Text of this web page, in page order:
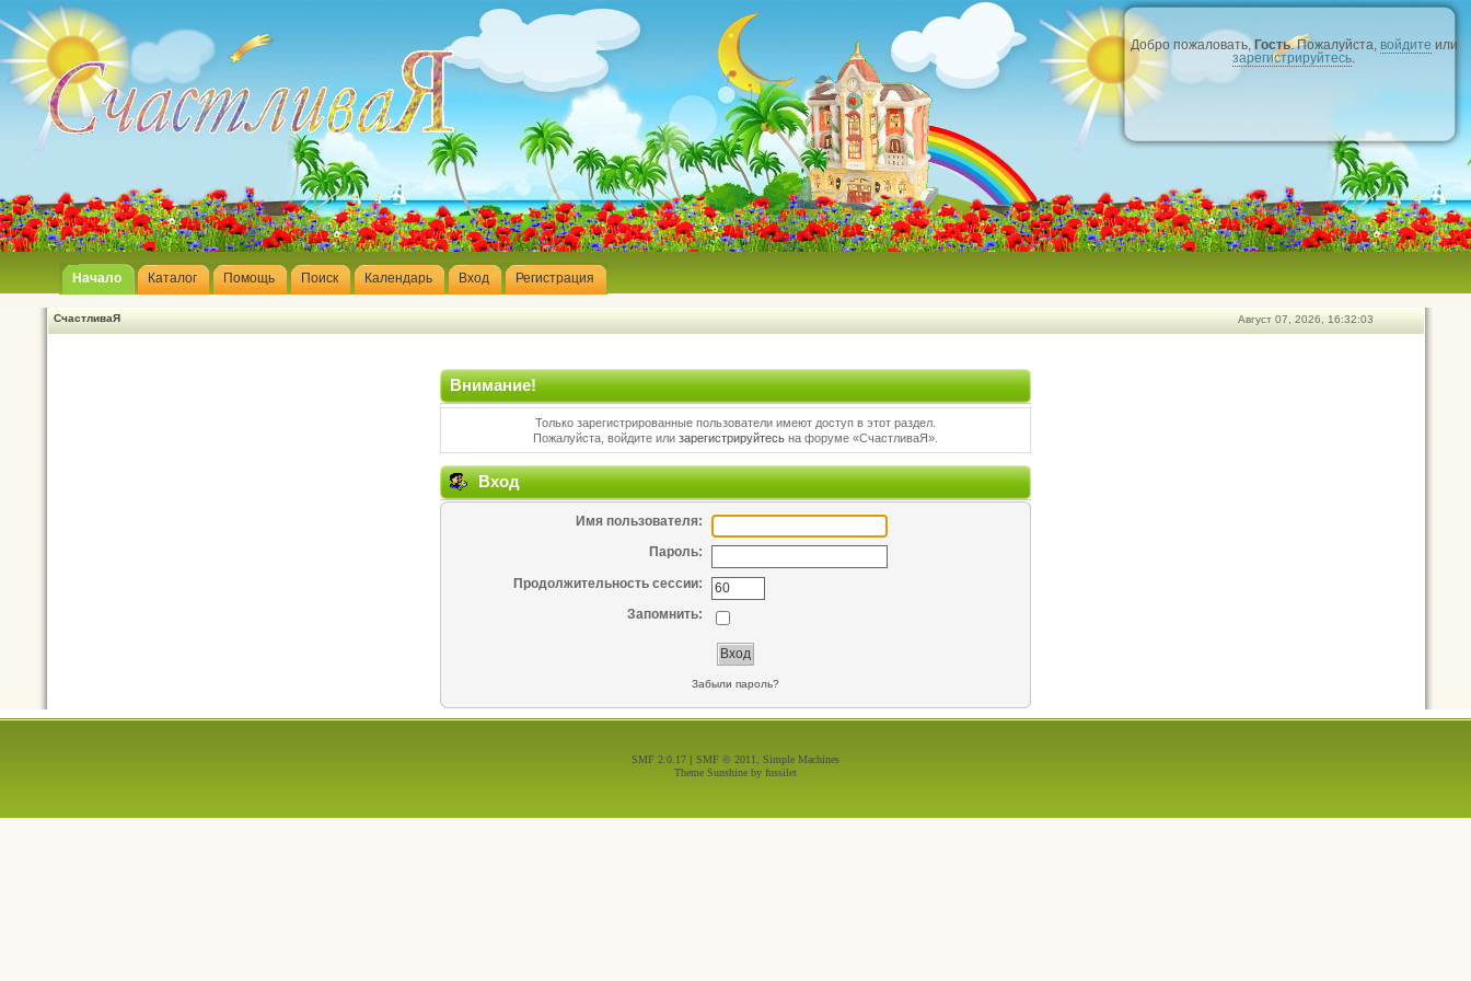
Добро пожаловать,Гость. Пожалуйста, войдите или
зарегистрируйтесь.
Начало Каталог Помощь Поиск Календарь Вход Регистрация
Август 07, 2026, 16:32:03
СчастливаЯ
Внимание!
Только зарегистрированные пользователи имеют доступ в этот раздел.
Пожалуйста, войдите или зарегистрируйтесь на форуме «СчастливаЯ».
Вход
Имя пользователя:
Пароль:
Продолжительность сессии:
Запомнить:
Забыли пароль?
SMF 2.0.17 | SMF © 2011
Simple Machines
Theme Sunshine by fussilet